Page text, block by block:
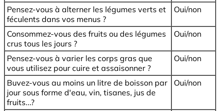
Pensez-vous à alterner les légumes verts et
féculents dans vos menus ?
Oui/non
Consommez-vous des fruits ou des légumes
crus tous les jours ?
Oui/non
Pensez-vous à varier les corps gras que
vous utilisez pour cuire et assaisonner ?
Oui/non
Buvez-vous au moins un litre de boisson par
jour sous forme d'eau, vin, tisanes, jus de
fruits...?
Oui/non